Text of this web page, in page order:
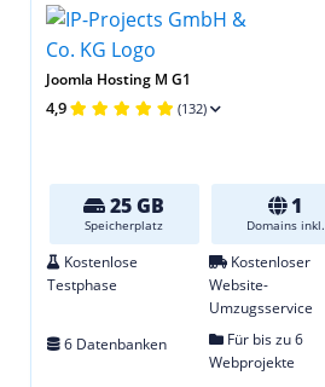
Joomla Hosting M G1
4,9 (132)
25 GB
Speicherplatz
1
Domains inkl.
Kostenlose
Testphase
Kostenloser
Website-
Umzugsservice
6 Datenbanken
Für bis zu 6
Webprojekte